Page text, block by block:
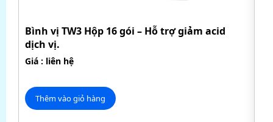
Bình vị TW3 Hộp 16 gói – Hỗ trợ giảm acid
dịch vị.
Giá : liên hệ
Thêm vào giỏ hàng